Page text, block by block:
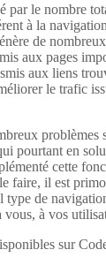
par le nombre
à la
de
aux pages
aux liens
le trafic
problèmes
pourtant en
cette
faire, il est
type de
à vos
sur